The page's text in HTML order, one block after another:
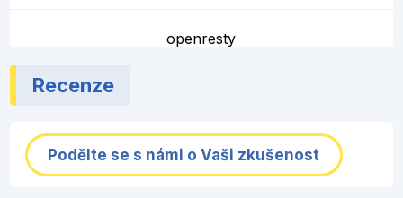
openresty
Recenze
Podělte se s námi o Vaši zkušenost